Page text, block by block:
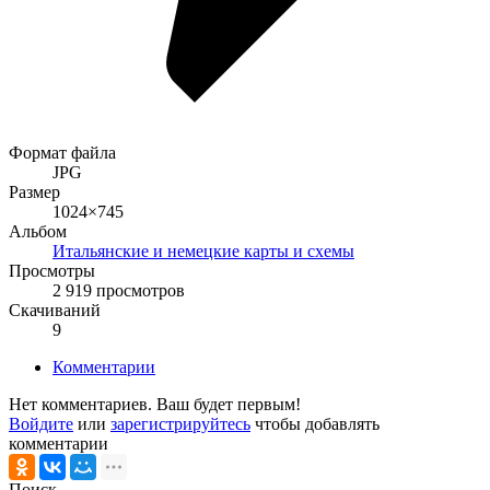
Формат файла
JPG
Размер
1024×745
Альбом
Итальянские и немецкие карты и схемы
Просмотры
2 919 просмотров
Скачиваний
9
Комментарии
Нет комментариев. Ваш будет первым!
Войдите или зарегистрируйтесь чтобы добавлять
комментарии